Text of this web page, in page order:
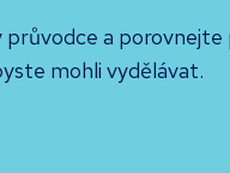
a
mohli vydělávat.